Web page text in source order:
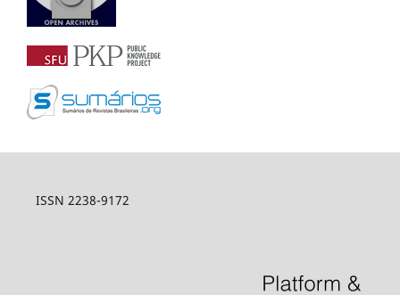
ISSN 2238-9172